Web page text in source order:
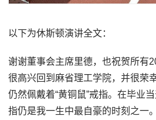
以下为休斯顿演讲全文：
谢谢董事会主席里德，也祝贺所有
很高兴回到麻省理工学院，并很荣
仍然佩戴着“黄铜鼠”戒指。在毕业
指仍是我一生中最自豪的时刻之一